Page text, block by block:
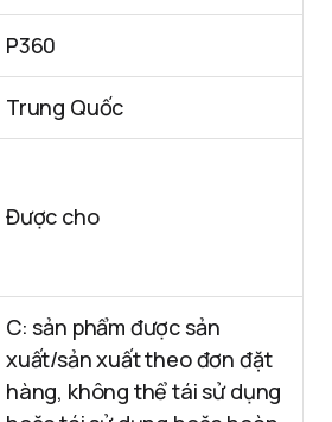
P360
Trung Quốc
Được cho
C: sản phẩm được sản
xuất/sản xuất theo đơn đặt
hàng, không thể tái sử dụng